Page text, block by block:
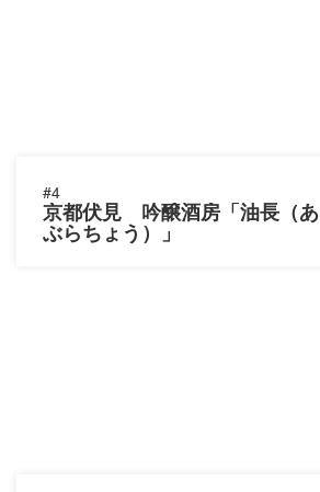
#4
京都伏見 吟醸酒房「油長（あ
ぶらちょう）」